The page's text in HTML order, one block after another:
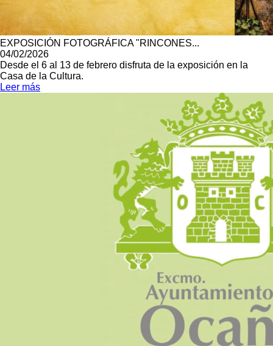
EXPOSICIÓN FOTOGRÁFICA "RINCONES...
04/02/2026
Desde el 6 al 13 de febrero disfruta de la exposición en la
Casa de la Cultura.
Leer más